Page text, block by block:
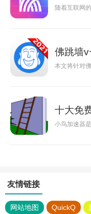
随着互联网
佛跳墙
本文将针对
十大免
小鸟加速器
友情链接
网站地图 QuickQ